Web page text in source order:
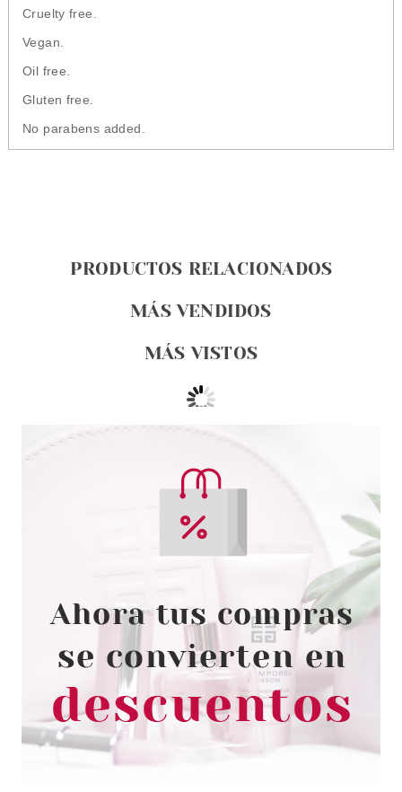
Cruelty free.
Vegan.
Oil free.
Gluten free.
No parabens added.
PRODUCTOS RELACIONADOS
MÁS VENDIDOS
MÁS VISTOS
CATRICE
CATRICE UNDERWATER
SECRETS BRILLO DE LABIOS
HYDRA SHEEN 02 2,7 ML
Pvr 5.29€
-17%
desde
4.40€